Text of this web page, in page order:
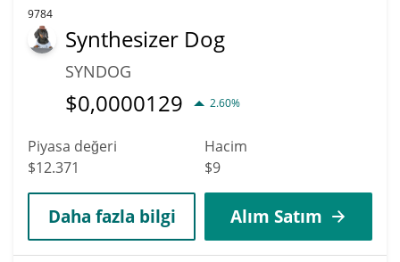
9784
Synthesizer Dog
SYNDOG
$0,0000129 2.60%
Piyasa değeri
$12.371
Hacim
$9
Daha fazla bilgi Alım Satım